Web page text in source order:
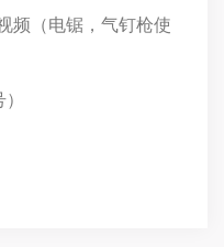
频（电锯，气钉枪使